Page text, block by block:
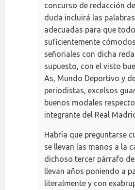
concurso de redacción
duda incluirá las
adecuadas para que
suficientemente
señoriales con dicha
supuesto, con el visto
As, Mundo Deportivo y
periodistas, excelsos
buenos modales
integrante del Real
Habría que preguntarse
se llevan las manos a la
dichoso tercer párrafo
llevan años poniendo a
literalmente y con